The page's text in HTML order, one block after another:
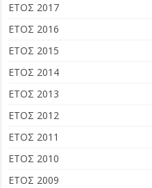
ΕΤΟΣ 2017
ΕΤΟΣ 2016
ΕΤΟΣ 2015
ΕΤΟΣ 2014
ΕΤΟΣ 2013
ΕΤΟΣ 2012
ΕΤΟΣ 2011
ΕΤΟΣ 2010
ΕΤΟΣ 2009